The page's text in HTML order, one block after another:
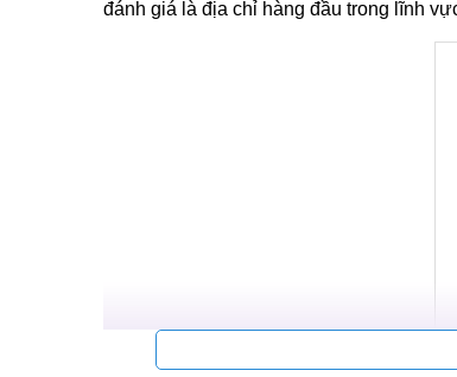
đánh giá là địa chỉ hàng đầu trong lĩnh